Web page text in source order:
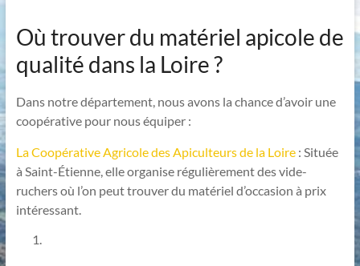
Où trouver du matériel apicole de
qualité dans la Loire ?
Dans notre département, nous avons la chance d’avoir une
coopérative pour nous équiper :
La Coopérative Agricole des Apiculteurs de la Loire: Située
à Saint-Étienne, elle organise régulièrement des vide-
ruchers où l’on peut trouver du matériel d’occasion à prix
intéressant.